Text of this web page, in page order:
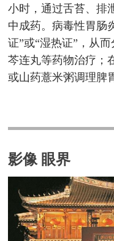
小时，通过舌苔、排
中成药。病毒性胃肠
证”或“湿热证”，从
芩连丸等药物治疗；
或山药薏米粥调理脾
影像 眼界